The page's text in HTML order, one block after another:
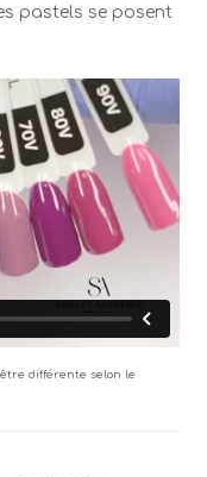
pastels se posent
différente selon le